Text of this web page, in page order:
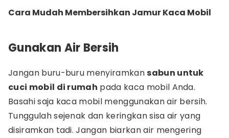
Cara Mudah Membersihkan Jamur Kaca Mobil
Gunakan Air Bersih
Jangan buru-buru menyiramkansabun untuk
cuci mobil di rumah pada kaca mobil Anda.
Basahi saja kaca mobil menggunakan air bersih.
Tunggulah sejenak dan keringkan sisa air yang
disiramkan tadi. Jangan biarkan air mengering